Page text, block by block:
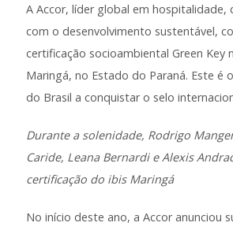
A Accor, líder global em hospitalidade,
com o desenvolvimento sustentável,
certificação socioambiental Green Key
Maringá, no Estado do Paraná. Este é
do Brasil a conquistar o selo
Durante a solenidade, Rodrigo
Caride, Leana Bernardi e Alexis
certificação do ibis Maringá
No início deste ano, a Accor anunciou